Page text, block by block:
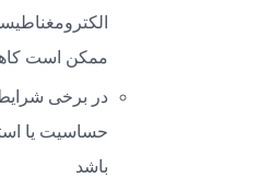
ممکن است
در برخی
حساسیت یا
باشد